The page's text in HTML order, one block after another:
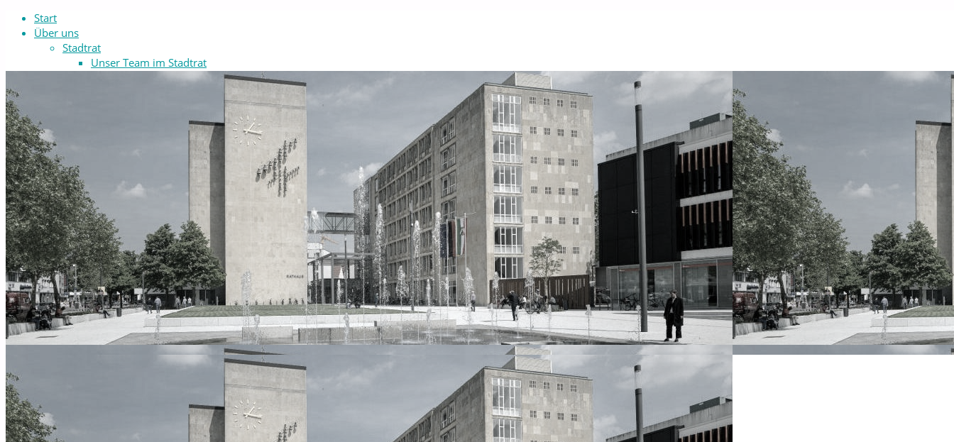
Start
Über uns
Stadtrat
Unser Team im Stadtrat
Wahlergebnisse
Sachkundige Bürger*innen werden
Verein
Satzung
Mitgliedsantrag
Vorstand
Finanzen
Spenden
Memorandum
BfGT unterstützt
Politische Arbeit
Rat
Ausschüsse A-F
Ausschuss für Digitalisierung, Wirtschaftsförderung und Stadtmarketing
Ausschuss für Kultur und Weiterbildung
Ausschuss für Planung, Bauen, Immobilien und Schulbau
Ausschuss für Solziales, Familien und Senioren
Ausschuss für Umwelt und Klimaschutz